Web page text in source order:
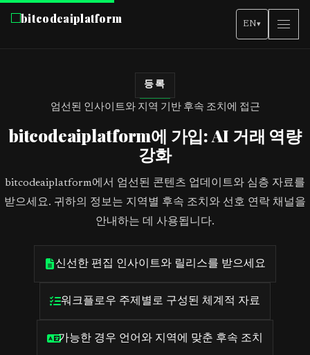
bitcodeaiplatform EN▾
등록
엄선된 인사이트와 지역 기반 후속 조치에 접근
bitcodeaiplatform에 가입: AI 거래 역량
강화
bitcodeaiplatform에서 엄선된 콘텐츠 업데이트와 심층 자료를
받으세요. 귀하의 정보는 지역별 후속 조치와 선호 연락 채널을
안내하는 데 사용됩니다.
신선한 편집 인사이트와 릴리스를 받으세요
워크플로우 주제별로 구성된 체계적 자료
가능한 경우 언어와 지역에 맞춘 후속 조치